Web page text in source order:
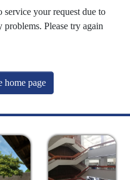
your request due to
Please try again
home page